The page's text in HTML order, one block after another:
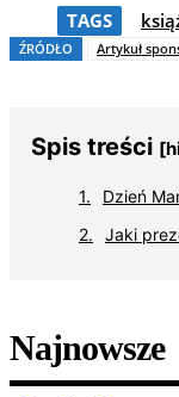
TAGS
ŹRÓDŁO Artykuł
Spis treści
Dzień
Jaki
Najnowsze